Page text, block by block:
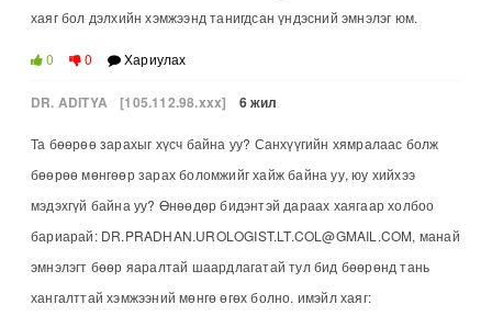
хаяг бол дэлхийн хэмжээнд танигдсан үндэсний эмнэлэг юм.
0 0 Хариулах
DR. ADITYA [105.112.98.xxx] 6 жил
Та бөөрөө зарахыг хүсч байна уу? Санхүүгийн хямралаас болж
бөөрөө мөнгөөр зарах боломжийг хайж байна уу, юу хийхээ
мэдэхгүй байна уу? Өнөөдөр бидэнтэй дараах хаягаар холбоо
бариарай: DR.PRADHAN.UROLOGIST.LT.COL@GMAIL.COM, манай
эмнэлэгт бөөр яаралтай шаардлагатай тул бид бөөрөнд тань
хангалттай хэмжээний мөнгө өгөх болно. имэйл хаяг: